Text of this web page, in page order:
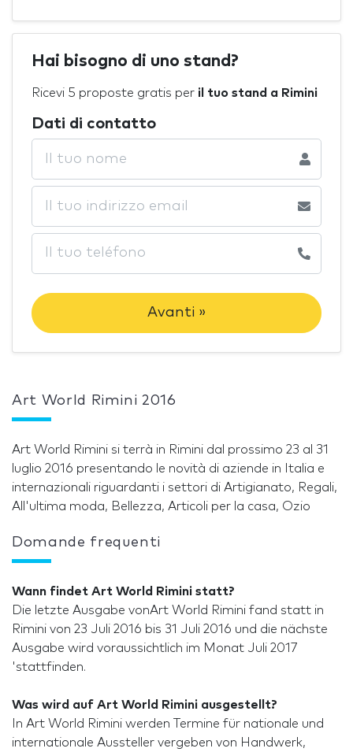
Hai bisogno di uno stand?
Ricevi 5 proposte gratis per il tuo stand a Rimini
Dati di contatto
Avanti »
Art World Rimini 2016
Art World Rimini si terrà in Rimini dal prossimo 23 al 31
luglio 2016 presentando le novità di aziende in Italia e
internazionali riguardanti i settori di Artigianato, Regali,
All'ultima moda, Bellezza, Articoli per la casa, Ozio
Domande frequenti
Wann findet Art World Rimini statt?
Die letzte Ausgabe vonArt World Rimini fand statt in
Rimini von 23 Juli 2016 bis 31 Juli 2016 und die nächste
Ausgabe wird voraussichtlich im Monat Juli 2017
'stattfinden.
Was wird auf Art World Rimini ausgestellt?
In Art World Rimini werden Termine für nationale und
internationale Aussteller vergeben von Handwerk,